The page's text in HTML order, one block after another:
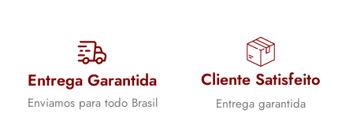
Entrega Garantida
Enviamos para todo Brasil
Cliente Satisfeito
Entrega garantida